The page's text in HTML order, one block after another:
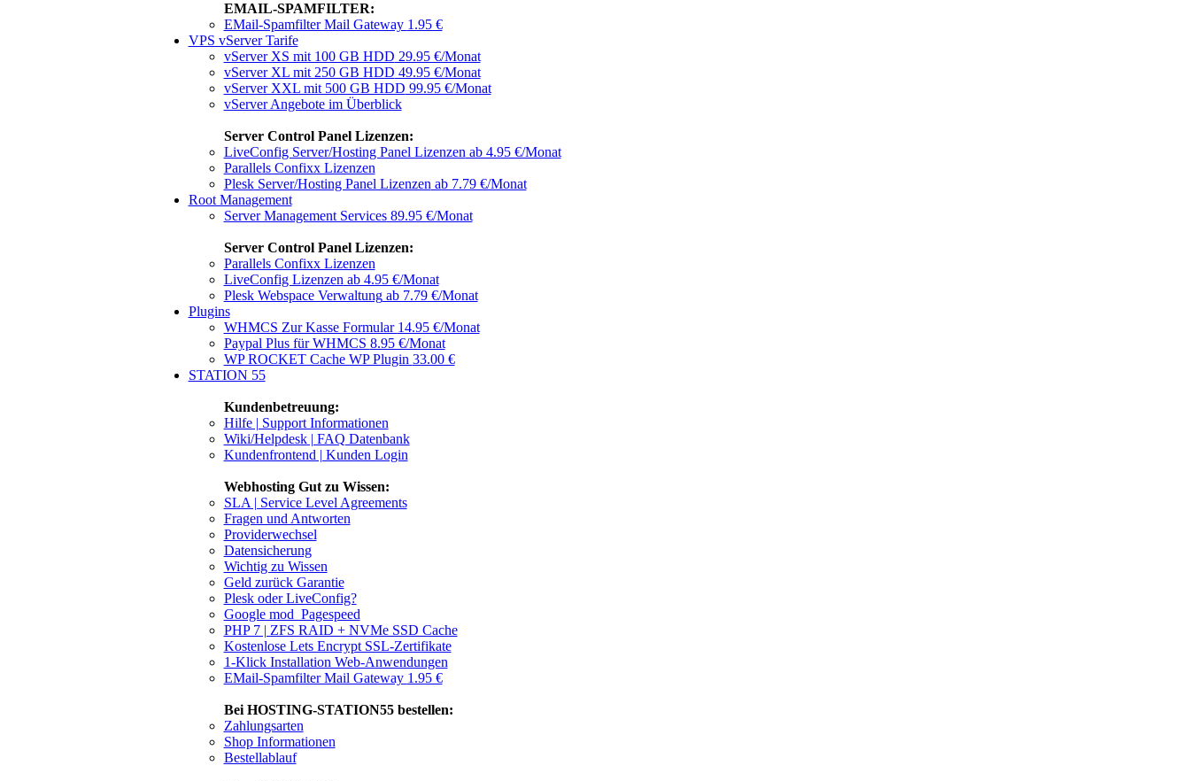
EMAIL-SPAMFILTER:
EMail-Spamfilter Mail Gateway 1.95 €
VPS vServer Tarife
vServer XS mit 100 GB HDD 29.95 €/Monat
vServer XL mit 250 GB HDD 49.95 €/Monat
vServer XXL mit 500 GB HDD 99.95 €/Monat
vServer Angebote im Überblick
Server Control Panel Lizenzen:
LiveConfig Server/Hosting Panel Lizenzen ab 4.95 €/Monat
Parallels Confixx Lizenzen
Plesk Server/Hosting Panel Lizenzen ab 7.79 €/Monat
Root Management
Server Management Services89.95 €/Monat
Server Control Panel Lizenzen:
Parallels Confixx Lizenzen
LiveConfig Lizenzen ab 4.95 €/Monat
Plesk Webspace Verwaltungab 7.79 €/Monat
Plugins
WHMCS Zur Kasse Formular 14.95 €/Monat
Paypal Plus für WHMCS 8.95 €/Monat
WP ROCKET Cache WP Plugin 33.00 €
STATION 55
Kundenbetreuung:
Hilfe | Support Informationen
Wiki/Helpdesk | FAQ Datenbank
Kundenfrontend | Kunden Login
Webhosting Gut zu Wissen:
SLA | Service Level Agreements
Fragen und Antworten
Providerwechsel
Datensicherung
Wichtig zu Wissen
Geld zurück Garantie
Plesk oder LiveConfig?
Google mod_Pagespeed
PHP 7 | ZFS RAID + NVMe SSD Cache
Kostenlose Lets Encrypt SSL-Zertifikate
1-Klick Installation Web-Anwendungen
EMail-Spamfilter Mail Gateway 1.95 €
Bei HOSTING-STATION55 bestellen:
Zahlungsarten
Shop Informationen
Bestellablauf